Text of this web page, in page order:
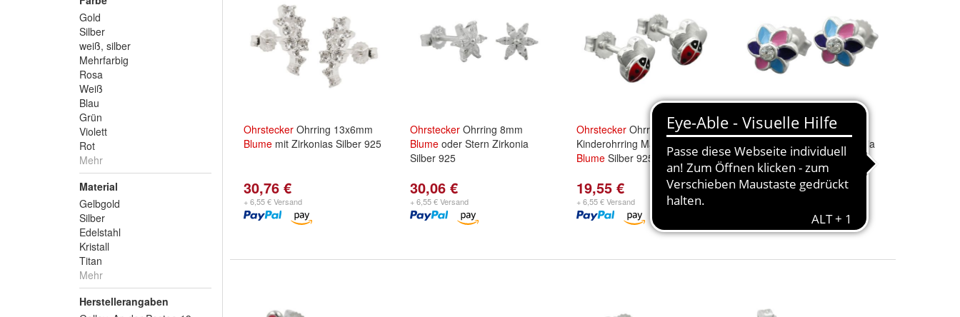
Gold
Silber
weiß, silber
Mehrfarbig
Rosa
Weiß
Blau
Grün
Violett
Rot
Mehr
Material
Gelbgold
Silber
Edelstahl
Kristall
Titan
Mehr
Herstellerangaben
Ohrstecker Ohrring 13x6mm
Blume mit Zirkonias Silber 925
30,76 €
+ 6,55 € Versand
Ohrstecker Ohrring 8mm
Blume oder Stern Zirkonia
Silber 925
30,06 €
+ 6,55 € Versand
Ohrstecker Ohrring 6mm
Kinderohrring Marienkäfer auf
Blume Silber 925
19,55 €
+ 6,55 € Versand
OhrsteckerOhrring 7,6mm
KinderohrringBlume
Zirkonia
farbig lackiert Silber 925
20,91 €